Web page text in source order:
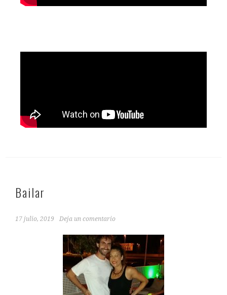
Bailar
17 julio, 2019 Deja un comentario